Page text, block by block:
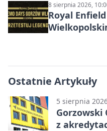
8 sierpnia 2026,
Royal
Ostatnie Artykuły
5 sierpnia
Gorzowski
z